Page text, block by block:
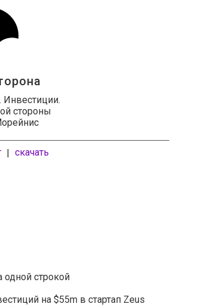
Инвестиции.
стороны
| скачать
одной строкой
на $55m в стартап Zeus